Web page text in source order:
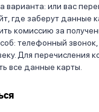
варианта: или вас
где заберут данные
комиссию за
телефонный
Для перечисления
все данные карты.